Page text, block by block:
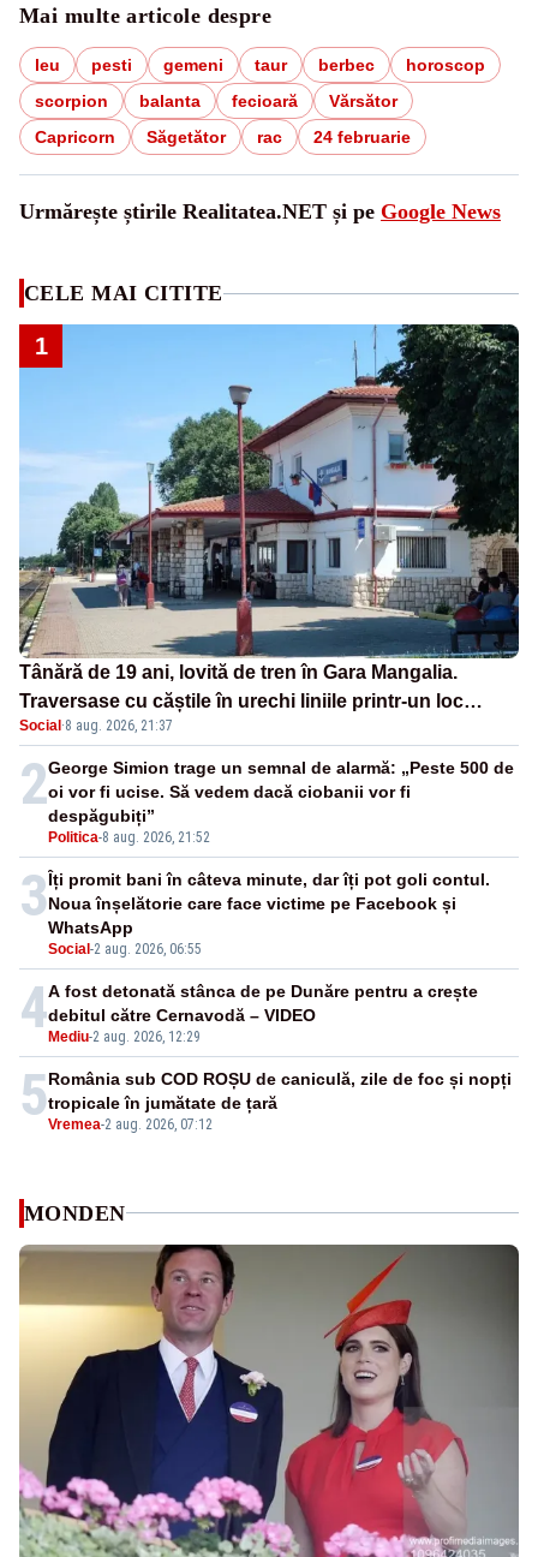
Mai multe articole despre
leu pesti gemeni taur berbec
horoscop
scorpion
balanta fecioară
Vărsător
Capricorn
Săgetător rac 24 februarie
Urmărește știrile Realitatea.NET și pe Google News
CELE MAI CITITE
1
Tânără de 19 ani, lovită de tren în Gara Mangalia.
Traversase cu căștile în urechi liniile printr-un loc
nepermis
Social·8 aug. 2026, 21:37
2
Politica-8 aug. 2026, 21:52
George Simion trage un semnal de alarmă: „Peste 500 de
oi vor fi ucise. Să vedem dacă ciobanii vor fi
despăgubiți”
3
Social-2 aug. 2026, 06:55
Îți promit bani în câteva minute, dar îți pot goli contul.
Noua înșelătorie care face victime pe Facebook și
WhatsApp
4Mediu-2 aug. 2026, 12:29
A fost detonată stânca de pe Dunăre pentru a crește
debitul către Cernavodă – VIDEO
5Vremea-2 aug. 2026, 07:12
România sub COD ROȘU de caniculă, zile de foc și nopți
tropicale în jumătate de țară
MONDEN